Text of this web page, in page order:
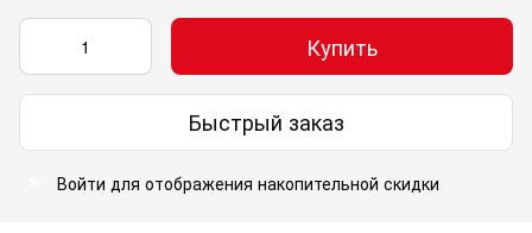
Купить
Быстрый заказ
Войти для отображения накопительной скидки